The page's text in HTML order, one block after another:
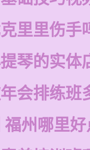
里里伤手
琴的实体
会排练班
福州哪里